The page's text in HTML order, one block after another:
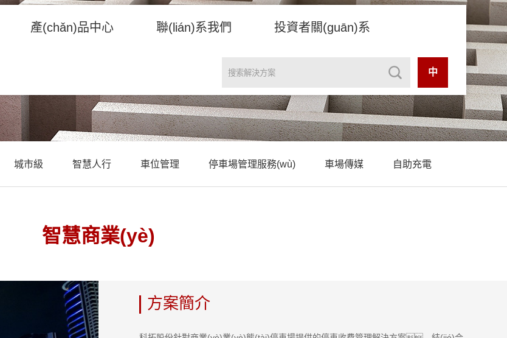
產(chǎn)品中心 聯(lián)系我們 投資者關(guān)系
中
城市級 智慧人行 車位管理 停車場管理服務(wù) 車場傳媒 自助充電
智慧商業(yè)
方案簡介